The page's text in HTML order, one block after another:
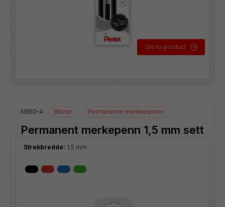
Go to product
N850-4 Blister Permanente merkepenner
Permanent merkepenn 1,5 mm sett
Strekbredde: 1,5 mm